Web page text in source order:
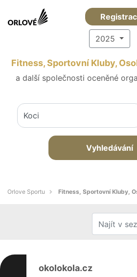
2025
Fitness, Sportovní Kluby,
a další společnosti oceněné
Vyhledávání
Orlove Sportu Fitness, Sportovní Kluby,
okolokola.cz